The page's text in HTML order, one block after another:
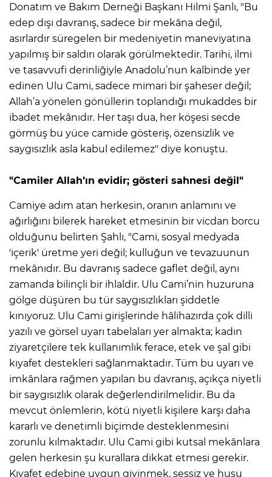
Donatım ve Bakım Derneği Başkanı Hilmi Şanlı, "Bu
edep dışı davranış, sadece bir mekâna değil,
asırlardır süregelen bir medeniyetin maneviyatına
yapılmış bir saldırı olarak görülmektedir. Tarihi, ilmi
ve tasavvufi derinliğiyle Anadolu’nun kalbinde yer
edinen Ulu Cami, sadece mimari bir şaheser değil;
Allah’a yönelen gönüllerin toplandığı mukaddes bir
ibadet mekânıdır. Her taşı dua, her köşesi secde
görmüş bu yüce camide gösteriş, özensizlik ve
saygısızlık asla kabul edilemez" diye konuştu.
"Camiler Allah’ın evidir; gösteri sahnesi değil"
Camiye adım atan herkesin, oranın anlamını ve
ağırlığını bilerek hareket etmesinin bir vicdan borcu
olduğunu belirten Şahlı, "Cami, sosyal medyada
'içerik' üretme yeri değil; kulluğun ve tevazuunun
mekânıdır. Bu davranış sadece gaflet değil, aynı
zamanda bilinçli bir ihlaldir. Ulu Cami’nin huzuruna
gölge düşüren bu tür saygısızlıkları şiddetle
kınıyoruz. Ulu Cami girişlerinde hâlihazırda çok dilli
yazılı ve görsel uyarı tabelaları yer almakta; kadın
ziyaretçilere tek kullanımlık ferace, etek ve şal gibi
kıyafet destekleri sağlanmaktadır. Tüm bu uyarı ve
imkânlara rağmen yapılan bu davranış, açıkça niyetli
bir saygısızlık olarak değerlendirilmelidir. Bu da
mevcut önlemlerin, kötü niyetli kişilere karşı daha
kararlı ve denetimli biçimde desteklenmesini
zorunlu kılmaktadır. Ulu Cami gibi kutsal mekânlara
gelen herkesin şu kurallara dikkat etmesi gerekir.
Kıyafet edebine uygun giyinmek, sessiz ve huşu